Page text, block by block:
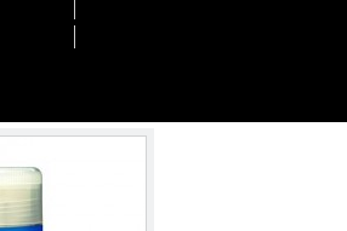
de sus ingredientes tiene